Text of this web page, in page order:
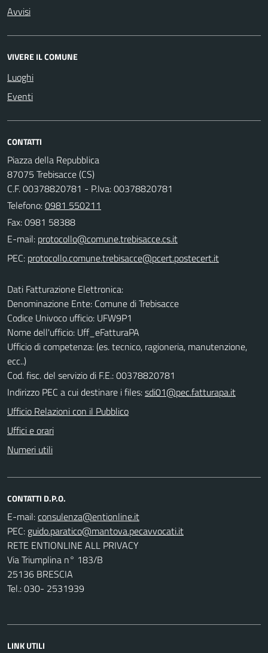
Avvisi
VIVERE IL COMUNE
Luoghi
Eventi
CONTATTI
Piazza della Repubblica
87075 Trebisacce (CS)
C.F. 00378820781 - P.Iva: 00378820781
Telefono:0981 550211
Fax: 0981 58388
E-mail:
PEC:
Dati Fatturazione Elettronica:
Denominazione Ente: Comune di Trebisacce
Codice Univoco ufficio: UFW9P1
Nome dell'ufficio: Uff_eFatturaPA
Ufficio di competenza: (es. tecnico, ragioneria, manutenzione,
ecc..)
Cod. fisc. del servizio di F.E.: 00378820781
Indirizzo PEC a cui destinare i files:sdi01@pec.fatturapa.it
Ufficio Relazioni con il Pubblico
Uffici e orari
Numeri utili
CONTATTI D.P.O.
E-mail:
PEC:
RETE ENTIONLINE ALL PRIVACY
Via Triumplina n° 183/B
25136 BRESCIA
Tel.: 030- 2531939
LINK UTILI